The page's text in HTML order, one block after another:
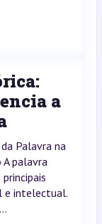
a
Palavra na
palavra
e intelectual.